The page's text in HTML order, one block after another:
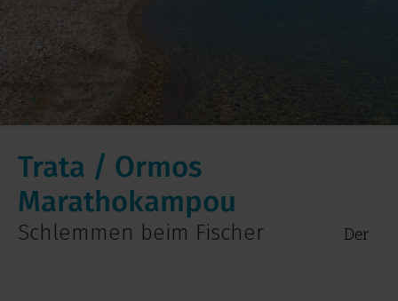
Wohnen
Karte
Kontakt
Trata / Ormos
Marathokampou
Schlemmen beim Fischer Der